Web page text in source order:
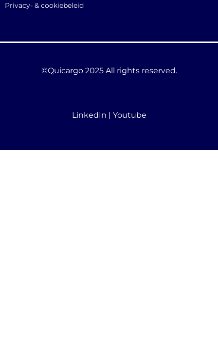
Privacy- & cookiebeleid
©Quicargo 2025 All rights reserved.
LinkedIn | Youtube